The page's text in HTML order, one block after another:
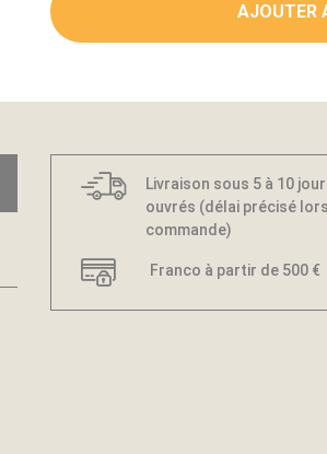
AJOUTER
Livraison sous 5 à 10
ouvrés (délai précisé
commande)
Franco à partir de 500 €